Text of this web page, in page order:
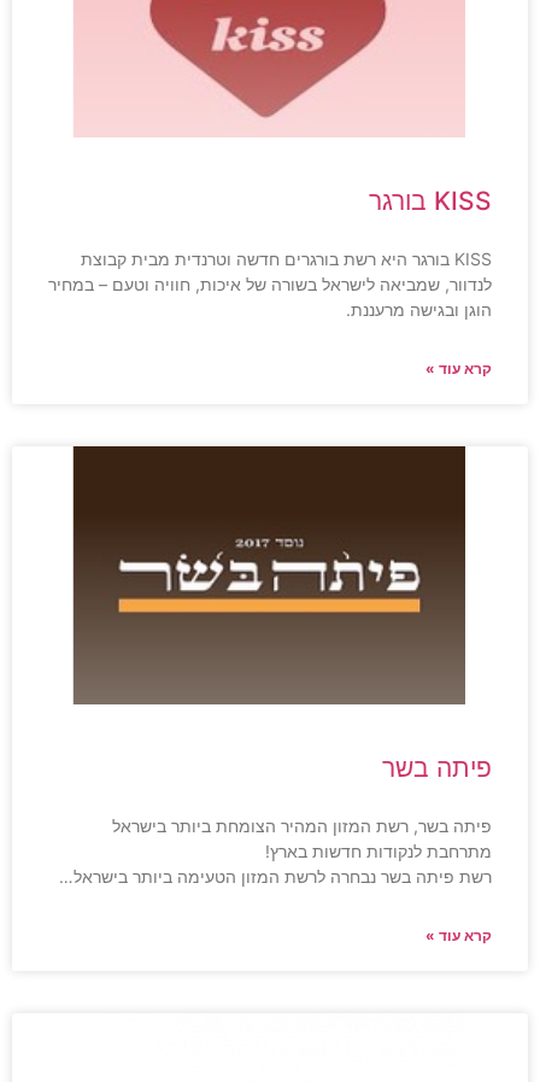
KISS בורגר
KISS בורגר היא רשת בורגרים חדשה וטרנדית מבית קבוצת
לנדוור, שמביאה לישראל בשורה של איכות, חוויה וטעם – במחיר
הוגן ובגישה מרעננת.
קרא עוד »
פיתה בשר
פיתה בשר, רשת המזון המהיר הצומחת ביותר בישראל
מתרחבת לנקודות חדשות בארץ!
רשת פיתה בשר נבחרה לרשת המזון הטעימה ביותר בישראל…
קרא עוד »